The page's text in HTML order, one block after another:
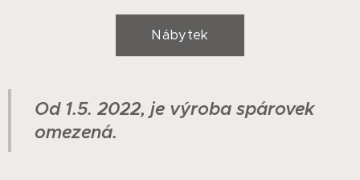
Nábytek
Od 1.5. 2022, je výroba spárovek
omezená.